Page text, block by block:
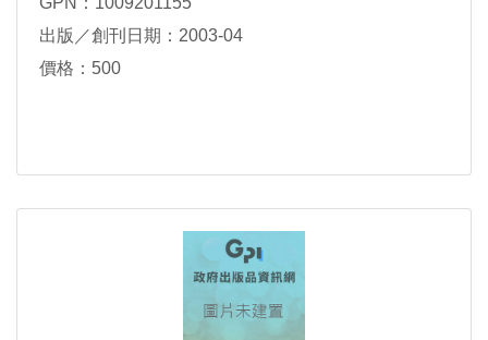
出版／創刊日期：2003-04
價格：500